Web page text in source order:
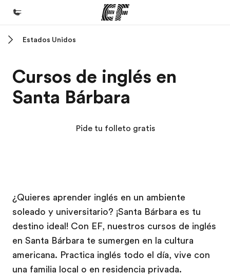
Programas
Ver todo lo que hacemos
Trabajos
Únete al equipo
Estados Unidos
Cursos de inglés en
Santa Bárbara
Pide tu folleto gratis
¿Quieres aprender inglés en un ambiente
soleado y universitario? ¡Santa Bárbara es tu
destino ideal! Con EF, nuestros cursos de inglés
en Santa Bárbara te sumergen en la cultura
americana. Practica inglés todo el día, vive con
una familia local o en residencia privada.